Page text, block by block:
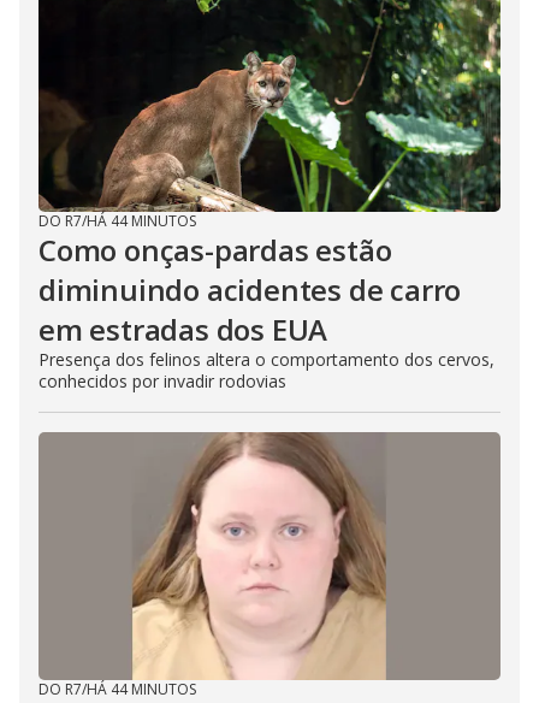
DO R7/HÁ 44 MINUTOS
Como onças-pardas estão
diminuindo acidentes de carro
em estradas dos EUA
Presença dos felinos altera o comportamento dos cervos,
conhecidos por invadir rodovias
DO R7/HÁ 44 MINUTOS